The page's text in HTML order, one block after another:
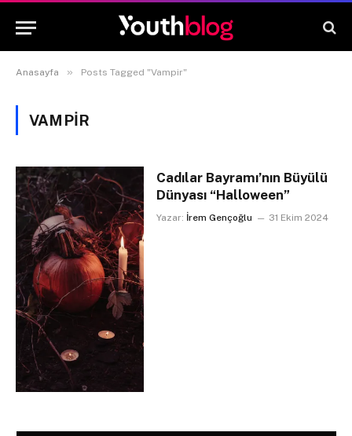
Anasayfa » Posts Tagged "Vampir"
VAMPIR
Cadılar Bayramı’nın Büyülü
Dünyası “Halloween”
Yazar: İrem Gençoğlu 31 Ekim 2024